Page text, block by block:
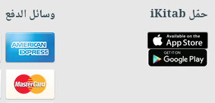
حمّل iKitab وسائل الدفع